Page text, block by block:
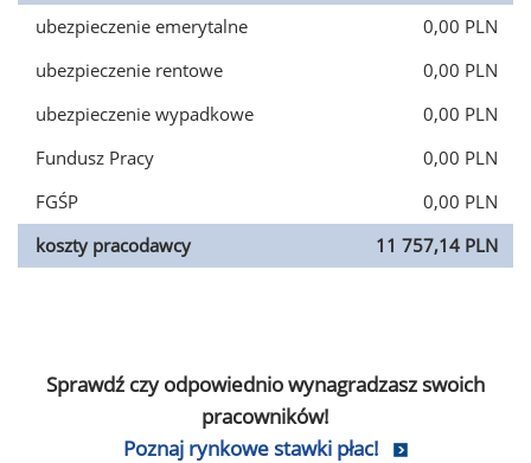
ubezpieczenie emerytalne
0,00 PLN
ubezpieczenie rentowe
0,00 PLN
ubezpieczenie wypadkowe
0,00 PLN
Fundusz Pracy
0,00 PLN
FGŚP
0,00 PLN
koszty pracodawcy
11 757,14 PLN
Sprawdź czy odpowiednio wynagradzasz swoich
pracowników!
Poznaj rynkowe stawki płac!